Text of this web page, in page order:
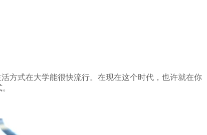
方式在大学能很快流行。在现在这个时代，也许就在你